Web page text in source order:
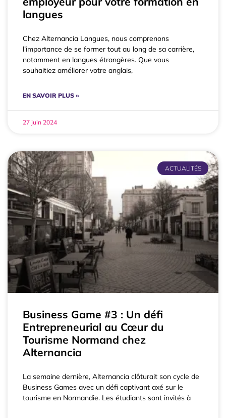
langues
Chez Alternancia Langues, nous comprenons
l’importance de se former tout au long de sa carrière,
notamment en langues étrangères. Que vous
souhaitiez améliorer votre anglais,
EN SAVOIR PLUS »
27 juin 2024
ACTUALITÉS
Business Game #3 : Un défi
Entrepreneurial au Cœur du
Tourisme Normand chez
Alternancia
La semaine dernière, Alternancia clôturait son cycle de
Business Games avec un défi captivant axé sur le
tourisme en Normandie. Les étudiants sont invités à